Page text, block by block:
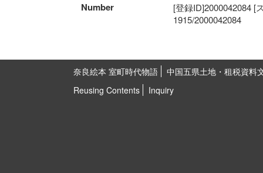
Number
[登録ID]2000042084 [
1915/2000042084
奈良絵本 室町時代物語
中国五県土地・租税資料
Reusing Contents
Inquiry